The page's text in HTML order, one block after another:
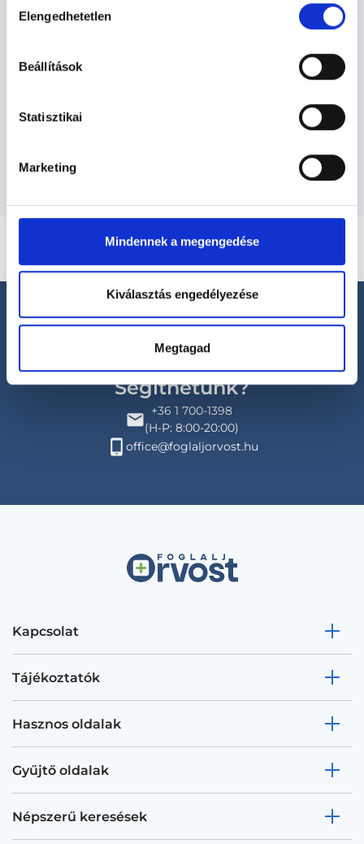
szabályzat:https://foglaljorvost.hu/info/foglaljorvost-
kiválasztása
Elengedhetetlen
Beállítások
Statisztikai
Marketing
Mindennek a megengedése
Kiválasztás engedélyezése
Megtagad
Segíthetünk?
+36 1 700-1398
(H-P: 8:00-20:00)
office@foglaljorvost.hu
Kapcsolat
Tájékoztatók
Hasznos oldalak
Gyűjtő oldalak
Népszerű keresések